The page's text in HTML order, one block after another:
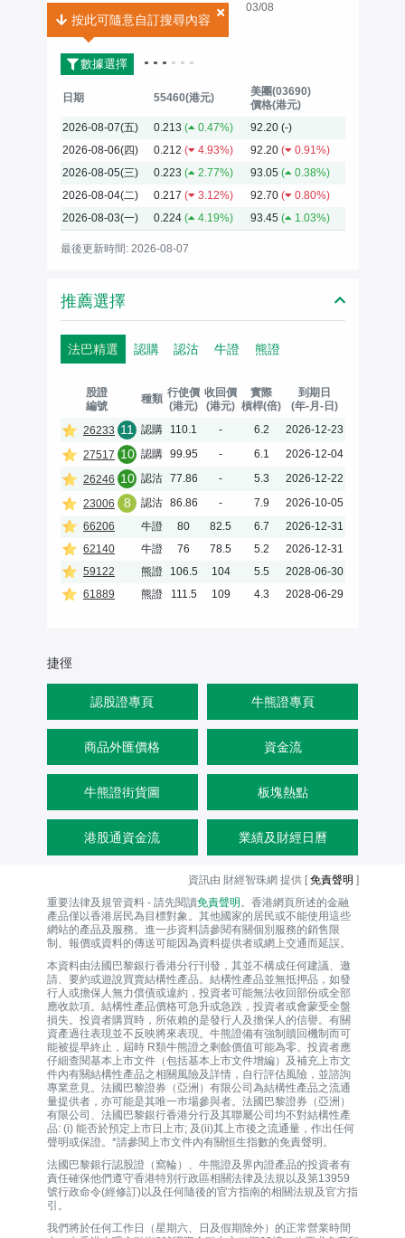
03/08
2026
數據選擇
按此可隨意自訂搜尋內容
按此可隨意自訂搜尋內容
日期 55460(港元)
美團(03690)
價格(港元)
2026-08-07(五)
0.213 ( 0.47%) 92.20 (-)
2026-08-06(四)
0.212 ( 4.93%) 92.20 (
0.91%)
2026-08-05(三)
0.223 ( 2.77%) 93.05 (
0.38%)
2026-08-04(二)
0.217 ( 3.12%) 92.70 (
0.80%)
2026-08-03(一)
0.224 ( 4.19%) 93.45 ( 1.03%)
最後更新時間: 2026-08-07
推薦選擇
法巴精選 認購 認沽 牛證 熊證
股證
編號
種類 行使價
(港元)
收回價
(港元)
實際
槓桿(倍)
到期日
(年-月-日)
26233 11 認購 110.1 - 6.2
2026-12-23
27517 10 認購 99.95 - 6.1
2026-12-04
26246 10 認沽 77.86 - 5.3
2026-12-22
23006
8 認沽 86.86 - 7.9
2026-10-05
66206
牛證 80 82.5 6.7
2026-12-31
62140
牛證 76 78.5 5.2
2026-12-31
59122
熊證 106.5 104 5.5
2028-06-30
61889
熊證 111.5 109 4.3 2028-06-29
捷徑
認股證專頁 牛熊證專頁
商品外匯價格 資金流
牛熊證街貨圖 板塊熱點
港股通資金流 業績及財經日曆
資訊由 財經智珠網 提供 [免責聲明 ]
重要法律及規管資料 - 請先閱讀免責聲明 。香港網頁所述的金融
產品僅以香港居民為目標對象。其他國家的居民或不能使用這些
網站的產品及服務。進一步資料請參閱有關個別服務的銷售限
制。報價或資料的傳送可能因為資料提供者或網上交通而延誤。
本資料由法國巴黎銀行香港分行刊發，其並不構成任何建議、邀
請、要約或遊說買賣結構性產品。結構性產品並無抵押品，如發
行人或擔保人無力償債或違約，投資者可能無法收回部份或全部
應收款項。結構性產品價格可急升或急跌，投資者或會蒙受全盤
損失。投資者購買時，所依賴的是發行人及擔保人的信譽。有關
資產過往表現並不反映將來表現。牛熊證備有強制贖回機制而可
能被提早終止，屆時 R類牛熊證之剩餘價值可能為零。投資者應
仔細查閱基本上市文件（包括基本上市文件增編）及補充上市文
件內有關結構性產品之相關風險及詳情，自行評估風險，並諮詢
專業意見。法國巴黎證券（亞洲）有限公司為結構性產品之流通
量提供者，亦可能是其唯一巿場參與者。法國巴黎證券（亞洲）
有限公司、法國巴黎銀行香港分行及其聯屬公司均不對結構性產
品: (i) 能否於預定上市日上市; 及(ii)其上市後之流通量，作出任何
聲明或保證。*請參閱上市文件內有關恒生指數的免責聲明。
法國巴黎銀行認股證（窩輪）、牛熊證及界內證產品的投資者有
責任確保他們遵守香港特別行政區相關法律及法規以及第13959
號行政命令(經修訂)以及任何隨後的官方指南的相關法規及官方指
引。
我們將於任何工作日（星期六、日及假期除外）的正常營業時間